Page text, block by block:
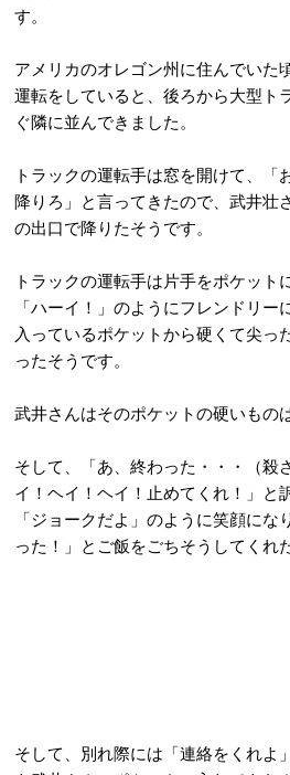
す。
アメリカのオレゴン州に住んでいた
運転をしていると、後ろから大型ト
ぐ隣に並んできました。
トラックの運転手は窓を開けて、「
降りろ」と言ってきたので、武井壮
の出口で降りたそうです。
トラックの運転手は片手をポケット
「ハーイ！」のようにフレンドリ
入っているポケットから硬くて尖っ
ったそうです。
武井さんはそのポケットの硬いもの
そして、「あ、終わった・・・（殺
イ！ヘイ！ヘイ！止めてくれ！」と
「ジョークだよ」のように笑顔にな
った！」とご飯をごちそうしてくれ
そして、別れ際には「連絡をくれよ